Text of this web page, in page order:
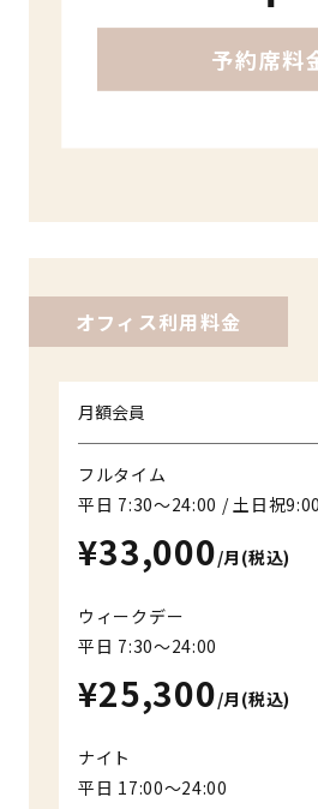
オフィス利用料金
月額会員
フルタイム
平日 7:30〜24:00 / 土日祝
¥33,000/月(税込)
ウィークデー
平日 7:30〜24:00
¥25,300/月(税込)
ナイト
平日 17:00〜24:00